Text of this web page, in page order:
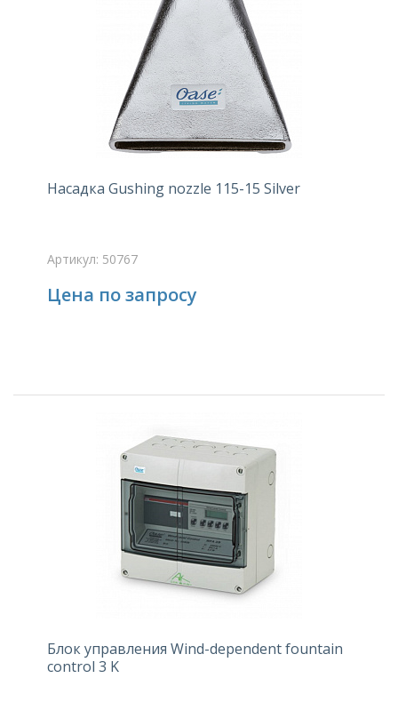
Насадка Gushing nozzle 115-15 Silver
Артикул: 50767
Цена по запросу
Блок управления Wind-dependent fountain
control 3 K